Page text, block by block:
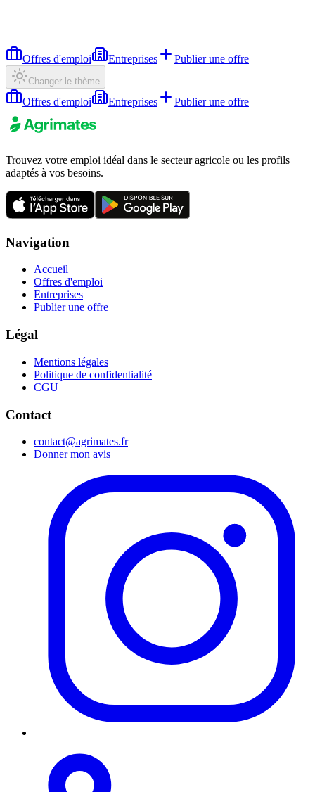
Offres d'emploi Entreprises Publier une offre
Changer le thème
Offres d'emploi Entreprises Publier une offre
Trouvez votre emploi idéal dans le secteur agricole ou les profils
adaptés à vos besoins.
Navigation
Accueil
Offres d'emploi
Entreprises
Publier une offre
Légal
Mentions légales
Politique de confidentialité
CGU
Contact
contact@agrimates.fr
Donner mon avis